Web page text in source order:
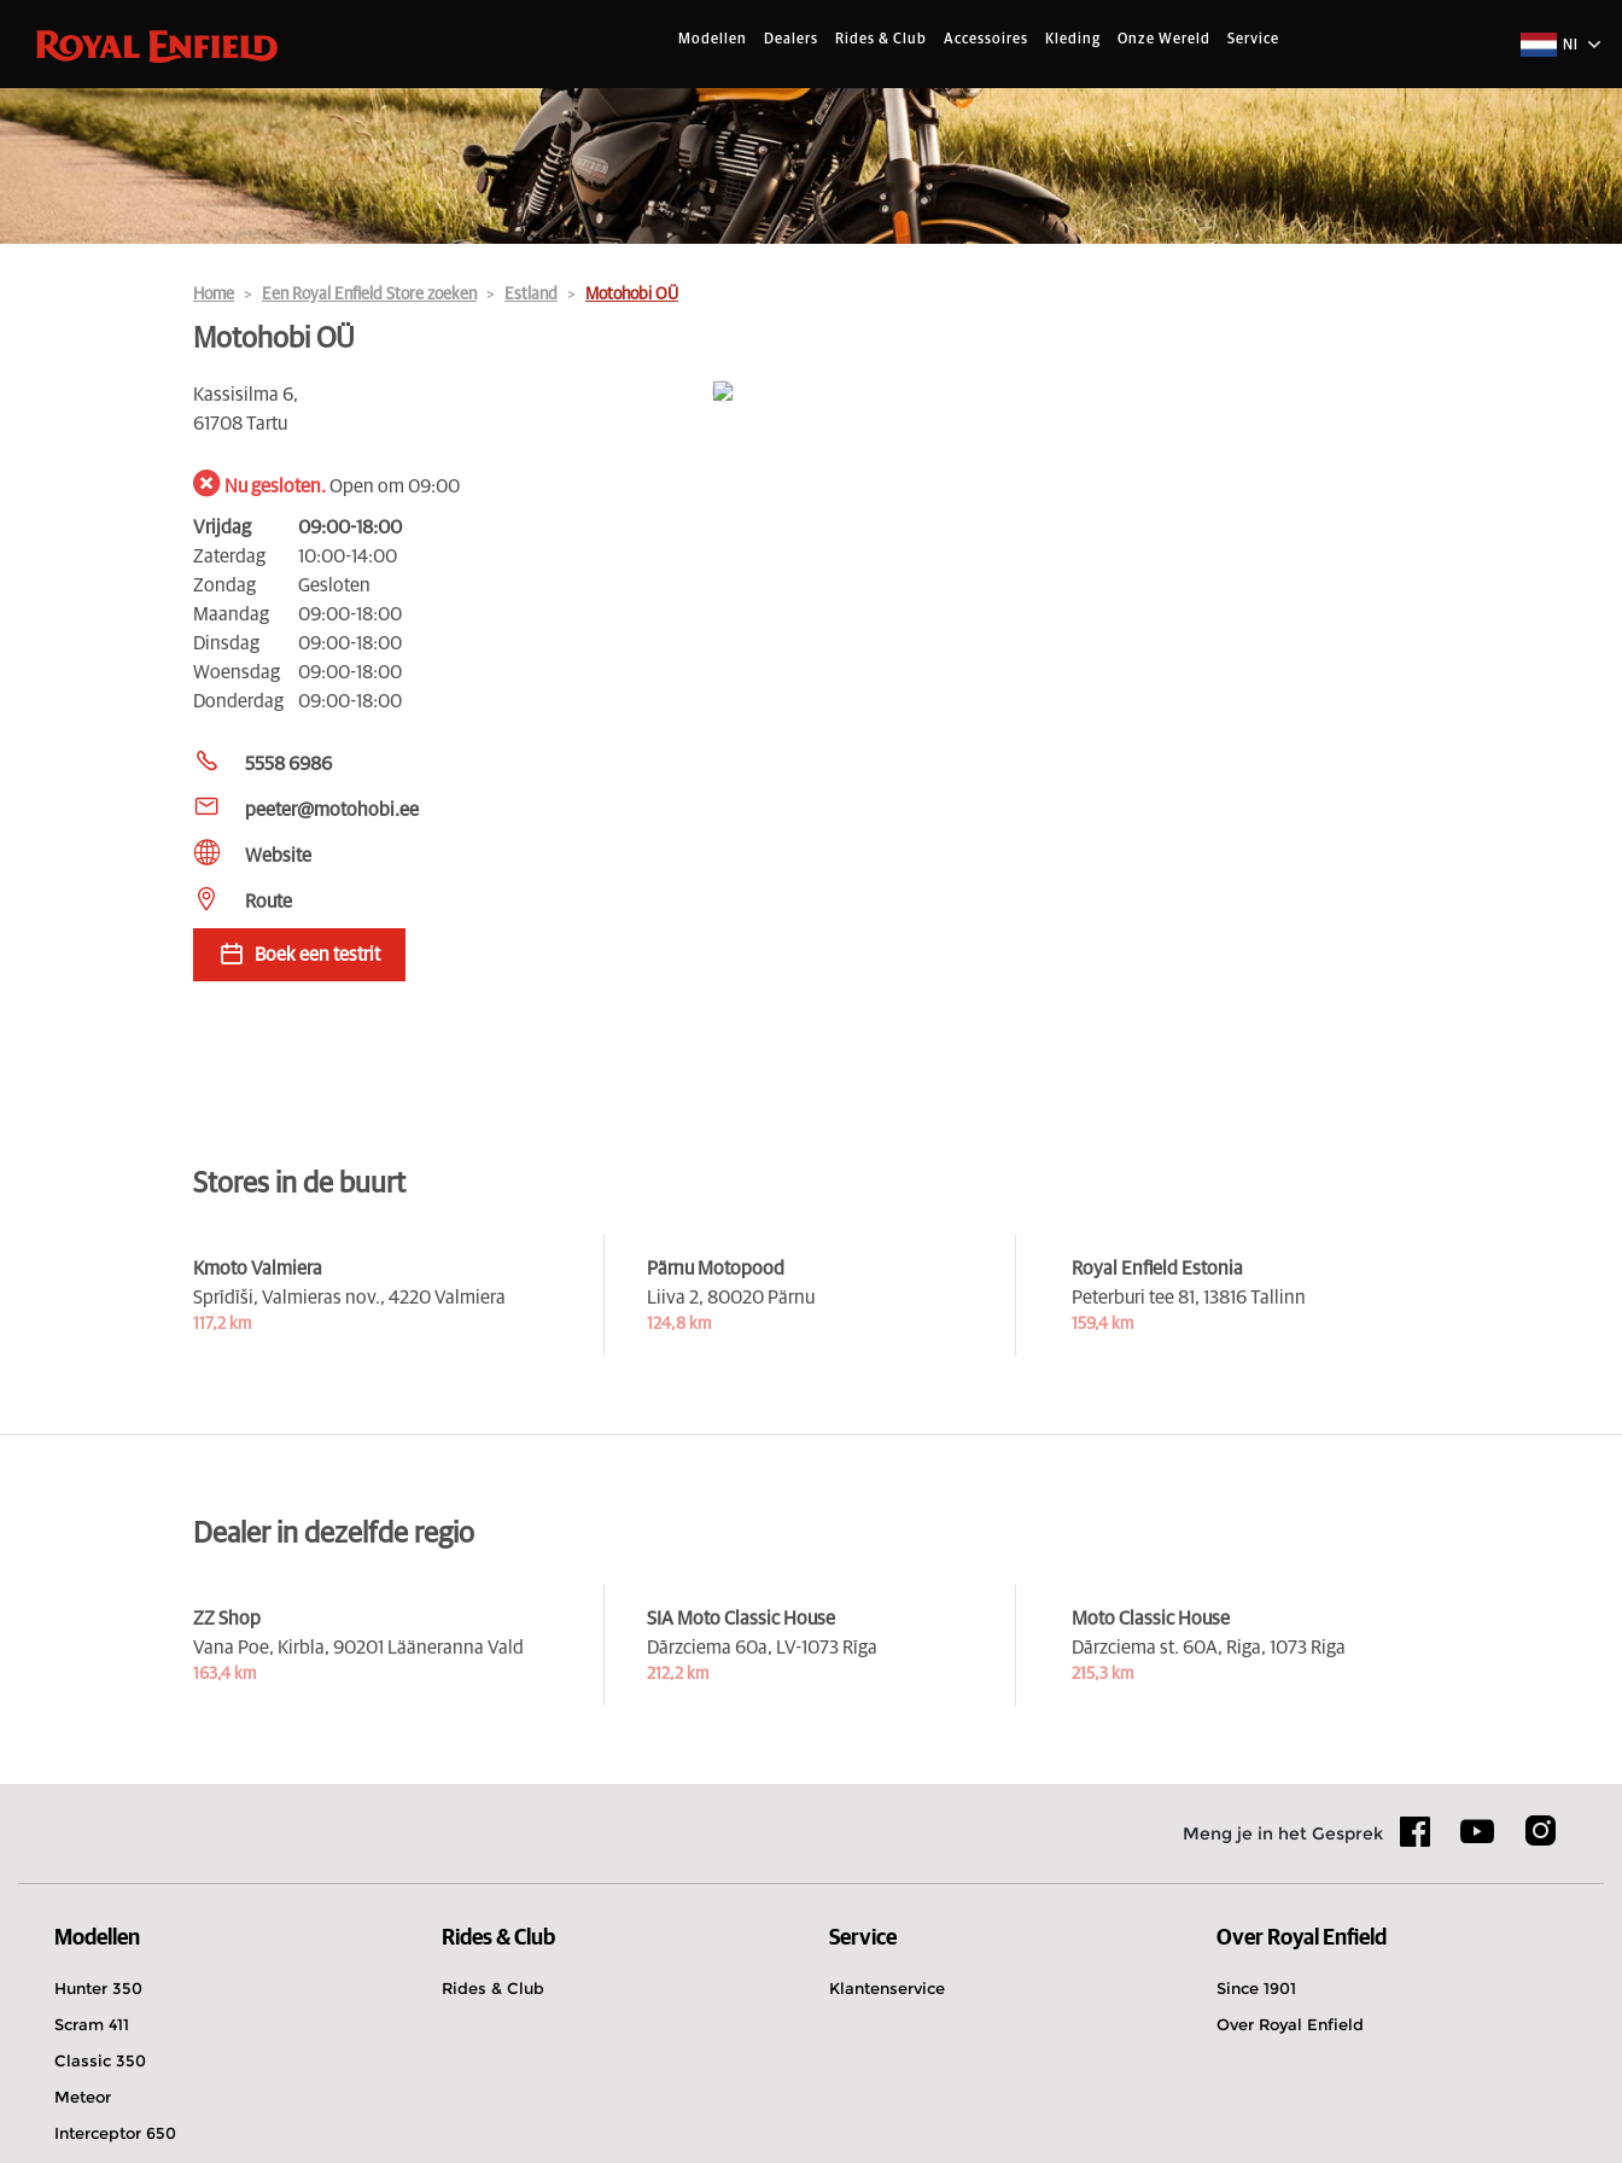
Modellen Dealers Rides & Club Accessoires Kleding Onze Wereld Service Nl
Home Een Royal Enfield Store zoeken Estland Motohobi OÜ
Motohobi OÜ
Kassisilma 6,
61708 Tartu
Nu gesloten.Open om 09:00
Vrijdag
09:00-18:00
Zaterdag
10:00-14:00
Zondag
Gesloten
Maandag
09:00-18:00
Dinsdag
09:00-18:00
Woensdag
09:00-18:00
Donderdag
09:00-18:00
5558 6986
peeter@motohobi.ee
Website
Route
Boek een testrit
Stores in de buurt
Kmoto Valmiera
Sprīdīši, Valmieras nov., 4220 Valmiera
117,2 km
Pärnu Motopood
Liiva 2, 80020 Pärnu
124,8 km
Royal Enfield Estonia
Peterburi tee 81, 13816 Tallinn
159,4 km
Dealer in dezelfde regio
ZZ Shop
Vana Poe, Kirbla, 90201 Lääneranna Vald
163,4 km
SIA Moto Classic House
Dārzciema 60a, LV-1073 Rīga
212,2 km
Moto Classic House
Dārzciema st. 60A, Riga, 1073 Riga
215,3 km
Meng je in het Gesprek
Modellen
Hunter 350
Scram 411
Classic 350
Meteor
Interceptor 650
Rides & Club
Rides & Club
Service
Klantenservice
Over Royal Enfield
Since 1901
Over Royal Enfield